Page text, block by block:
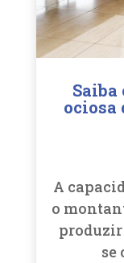
Saiba
ociosa
A
o
se